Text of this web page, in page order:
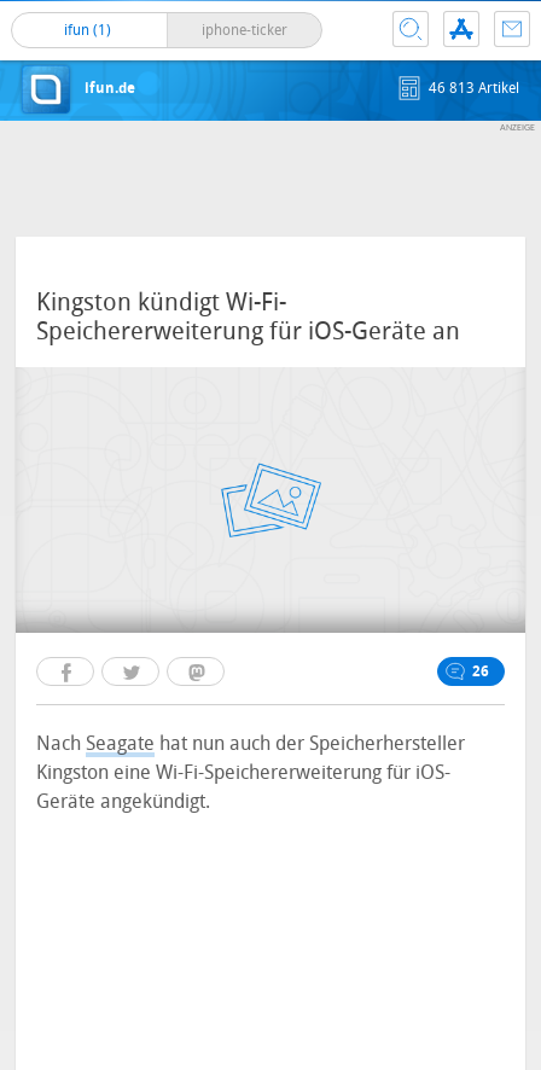
ifun (1) iphone-ticker
ifun.de 46 813 Artikel
Kingston kündigt Wi-Fi-
Speichererweiterung für iOS-Geräte an
26
Nach Seagate hat nun auch der Speicherhersteller
Kingston eine Wi-Fi-Speichererweiterung für iOS-
Geräte angekündigt.